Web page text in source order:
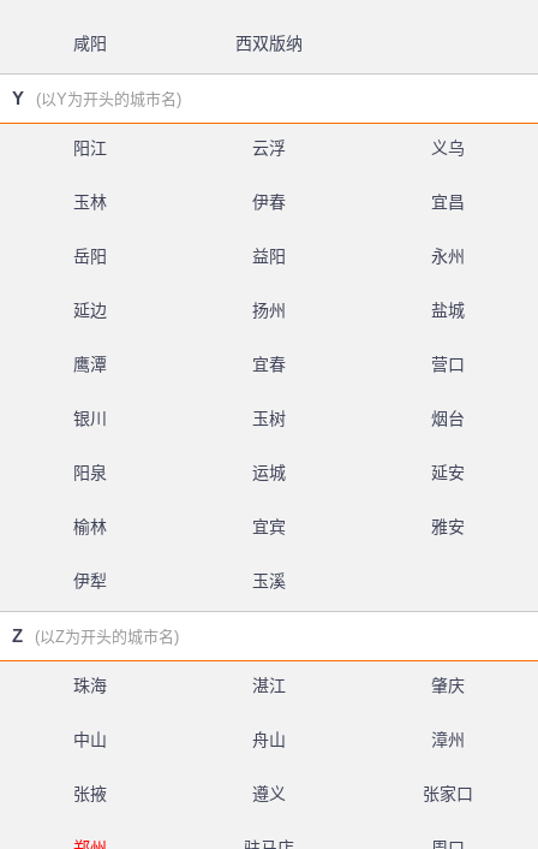
咸阳 西双版纳
Y (以Y为开头的城市名)
阳江 云浮 义乌
玉林 伊春 宜昌
岳阳 益阳 永州
延边 扬州 盐城
鹰潭 宜春 营口
银川 玉树 烟台
阳泉 运城 延安
榆林 宜宾 雅安
伊犁 玉溪
Z (以Z为开头的城市名)
珠海 湛江 肇庆
中山 舟山 漳州
张掖 遵义 张家口